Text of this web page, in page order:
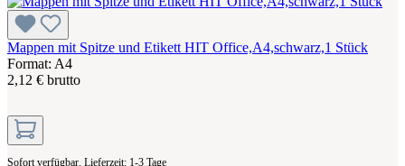
Mappen mit Spitze und Etikett HIT Office,A4,schwarz,1 Stück
Format: A4
2,12 € brutto
Sofort verfügbar, Lieferzeit: 1-3 Tage